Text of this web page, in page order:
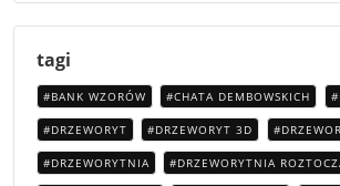
tagi
BANK WZORÓW CHATA DEMBOWSKICH
DRZEWORYT DRZEWORYT 3D
DRZEWORYTNIA DRZEWORYTNIA